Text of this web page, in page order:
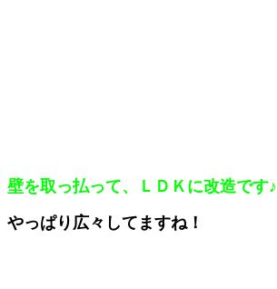
壁を取っ払って、ＬＤＫに改造です♪
やっぱり広々してますね！